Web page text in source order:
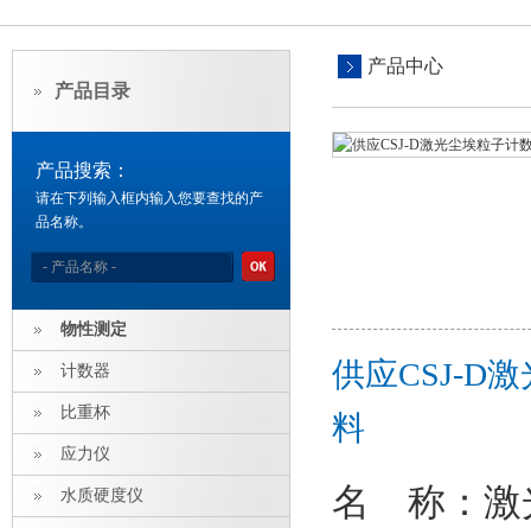
产品目录
产品搜索：
请在下列输入框内输入您要查找的产
品名称。
物性测定
计数器
比重杯
应力仪
水质硬度仪
产品中心
供应CSJ-D
料
名 称 ： 激